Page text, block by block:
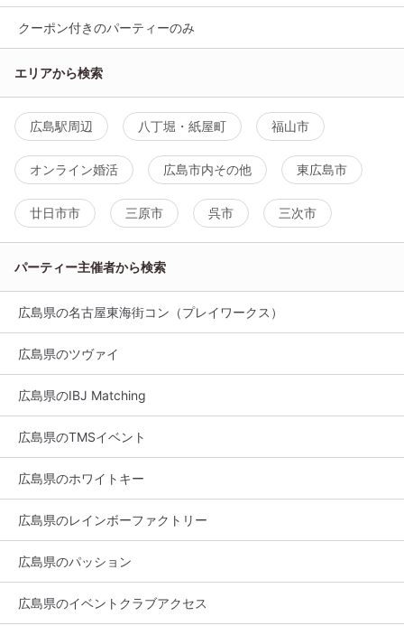
クーポン付きのパーティーのみ
エリアから検索
広島駅周辺 八丁堀・紙屋町 福山市
オンライン婚活 広島市内その他 東広島市
廿日市市 三原市 呉市 三次市
パーティー主催者から検索
広島県の名古屋東海街コン（プレイワークス）
広島県のツヴァイ
広島県のIBJ Matching
広島県のTMSイベント
広島県のホワイトキー
広島県のレインボーファクトリー
広島県のパッション
広島県のイベントクラブアクセス